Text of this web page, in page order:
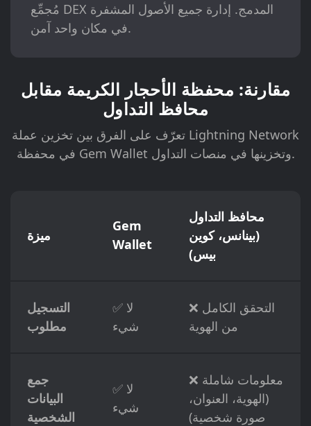
مُجمِّع DEX المدمج. إدارة جميع الأصول المشفرة
في مكان واحد آمن.
مقارنة: محفظة الأحجار الكريمة مقابل
محافظ التداول
تعرّف على الفرق بين تخزين عملة Lightning Network
في محفظة Gem Wallet وتخزينها في منصات التداول.
ميزة
Gem
Wallet
محافظ التداول
(بينانس، كوين
بيس)
التسجيل
مطلوب
✅ لا
شيء
❌ التحقق الكامل
من الهوية
جمع
البيانات
الشخصية
✅ لا
شيء
❌ معلومات شاملة
(الهوية، العنوان،
صورة شخصية)